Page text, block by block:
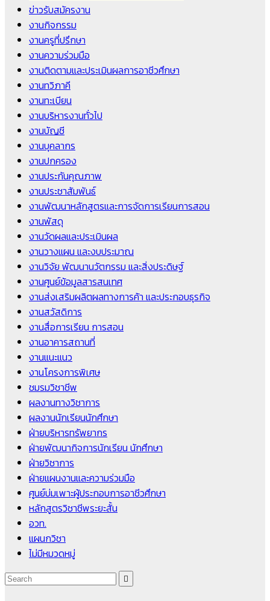
ข่าวรับสมัครงาน
งานกิจกรรม
งานครูที่ปรึกษา
งานความร่วมมือ
งานติดตามและประเมินผลการอาชีวศึกษา
งานทวิภาคี
งานทะเบียน
งานบริหารงานทั่วไป
งานบัญชี
งานบุคลากร
งานปกครอง
งานประกันคุณภาพ
งานประชาสัมพันธ์
งานพัฒนาหลักสูตรและการจัดการเรียนการสอน
งานพัสดุ
งานวัดผลและประเมินผล
งานวางแผน และงบประมาณ
งานวิจัย พัฒนานวัตกรรม และสิ่งประดิษฐ์
งานศูนย์ข้อมูลสารสนเทศ
งานส่งเสริมผลิตผลทางการค้า และประกอบธุรกิจ
งานสวัสดิการ
งานสื่อการเรียน การสอน
งานอาคารสถานที่
งานแนะแนว
งานโครงการพิเศษ
ชมรมวิชาชีพ
ผลงานทางวิชาการ
ผลงานนักเรียนนักศึกษา
ฝ่ายบริหารทรัพยากร
ฝ่ายพัฒนากิจการนักเรียน นักศึกษา
ฝ่ายวิชาการ
ฝ่ายแผนงานและความร่วมมือ
ศูนย์บ่มเพาะผู้ประกอบการอาชีวศึกษา
หลักสูตรวิชาชีพระยะสั้น
อวท.
แผนกวิชา
ไม่มีหมวดหมู่